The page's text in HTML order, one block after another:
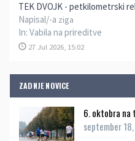
TEK DVOJK - petkilometrski
Napisal/-a ziga
In: Vabila na prireditve
27 Jul 2026, 15:02
ZADNJE NOVICE
6. oktobra na
september